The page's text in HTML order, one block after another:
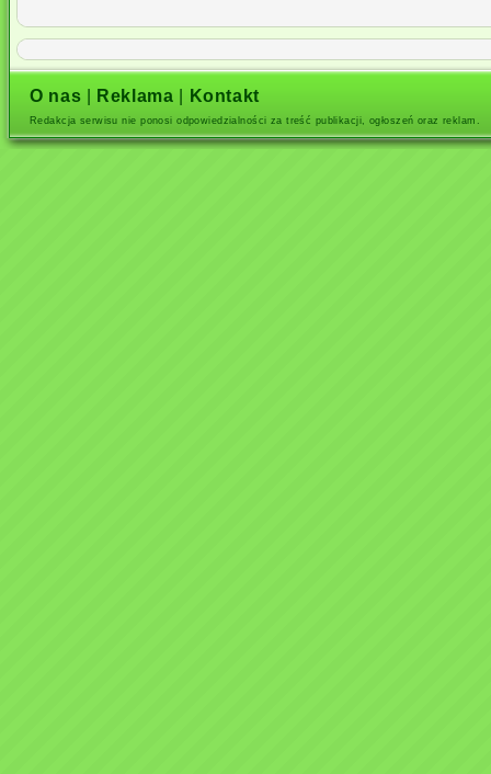
O nas Reklama Kontakt
Redakcja serwisu nie ponosi odpowiedzialności za treść publikacji, ogłoszeń oraz reklam.